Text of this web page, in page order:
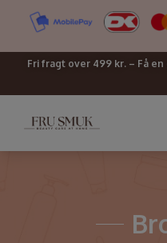
Fri fragt over 499 kr. – Få